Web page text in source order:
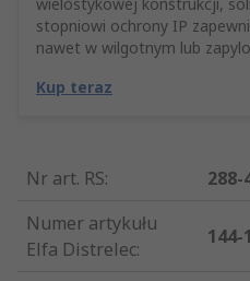
wielostykowej konstrukcji,
stopniowi ochrony IP
nawet w wilgotnym lub
Kup teraz
Nr art. RS:
288-
Numer artykułu
Elfa Distrelec:
144-